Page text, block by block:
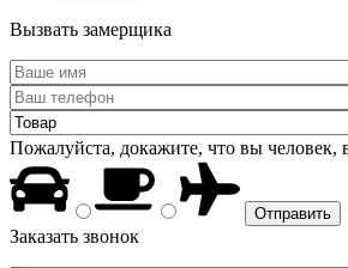
Вызвать замерщика
Пожалуйста, докажите, что вы человек,
Заказать звонок